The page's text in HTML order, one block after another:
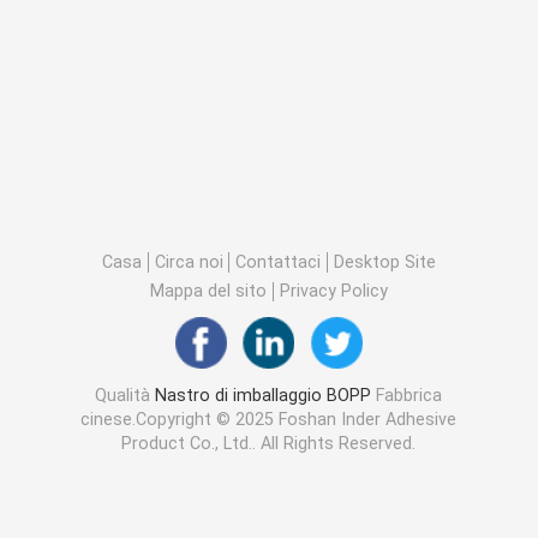
Casa Circa noi Contattaci
Desktop Site
Mappa del sito
Privacy Policy
Qualità Nastro di imballaggio BOPP Fabbrica
cinese.Copyright © 2025 Foshan Inder Adhesive
Product Co., Ltd.. All Rights Reserved.